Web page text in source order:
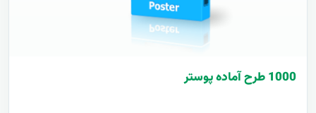
1000 طرح آماده پوستر